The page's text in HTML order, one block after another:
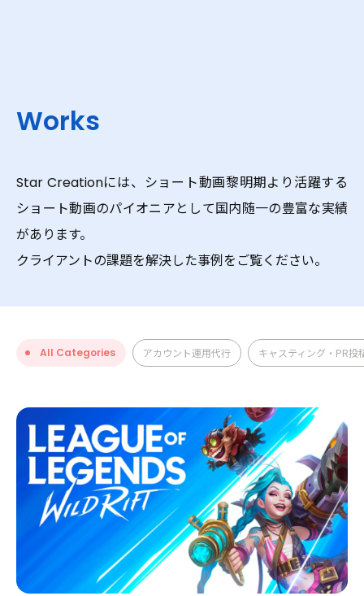
Service
Creators
Works
Pickup Topics
Works
Star Creationには、ショート動画黎明期より活躍する
ショート動画のパイオニアとして国内随一の豊富な実績
があります。
クライアントの課題を解決した事例をご覧ください。
All Categories アカウント運用代行 キャスティング・PR投